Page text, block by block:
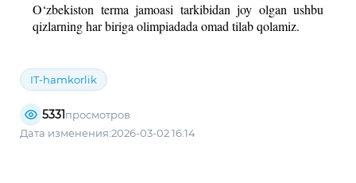
O‘zbekiston terma jamoasi tarkibidan joy olgan ushbu
qizlarning har biriga olimpiadada omad tilab qolamiz.
IT-hamkorlik
5331просмотров
Дата изменения:2026-03-02 16:14